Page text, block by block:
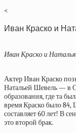
<
Иван Краско и
Иван Краско и
Актер Иван Краско
Натальей Шевель — в
образования, где та
время Краско было
составляет 60 лет! В
это второй брак.